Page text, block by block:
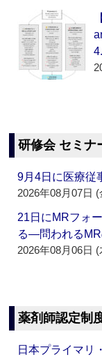
研修会 セミナ
9月4日に医療
2026年08月07日 (
21日にMRフォ
る―問われる
2026年08月06日 (
薬剤師認定制
日本プライマ